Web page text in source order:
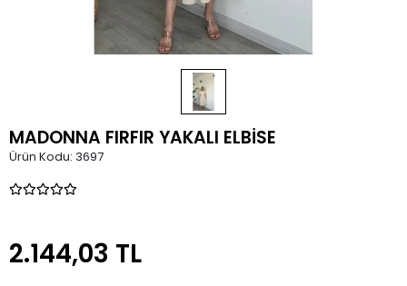
MADONNA FIRFIR YAKALI ELBİSE
Ürün Kodu: 3697
2.144,03 TL